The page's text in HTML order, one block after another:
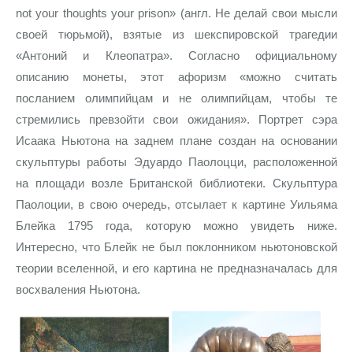
not your thoughts your prison» (англ. Не делай свои мысли
своей тюрьмой), взятые из шекспировской трагедии
«Антоний и Клеопатра». Согласно официальному
описанию монеты, этот афоризм «можно считать
посланием олимпийцам и не олимпийцам, чтобы те
стремились превзойти свои ожидания». Портрет сэра
Исаака Ньютона на заднем плане создан на основании
скульптуры работы Эдуардо Паолоцци, расположенной
на площади возле Британской библиотеки. Скульптура
Паолоции, в свою очередь, отсылает к картине Уильяма
Блейка 1795 года, которую можно увидеть ниже.
Интересно, что Блейк не был поклонником ньютоновской
теории вселенной, и его картина не предназначалась для
восхваления Ньютона.